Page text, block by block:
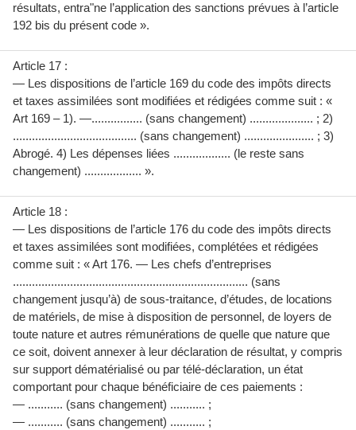
résultats, entra"ne l’application des sanctions prévues à l’article
192 bis du présent code ».
Article 17 :
— Les dispositions de l’article 169 du code des impôts directs
et taxes assimilées sont modifiées et rédigées comme suit : «
Art 169 – 1). —................ (sans changement) .................... ; 2)
....................................... (sans changement) ...................... ; 3)
Abrogé. 4) Les dépenses liées .................. (le reste sans
changement) .................. ».
Article 18 :
— Les dispositions de l’article 176 du code des impôts directs
et taxes assimilées sont modifiées, complétées et rédigées
comme suit : « Art 176. — Les chefs d’entreprises
.......................................................................... (sans
changement jusqu’à) de sous-traitance, d’études, de locations
de matériels, de mise à disposition de personnel, de loyers de
toute nature et autres rémunérations de quelle que nature que
ce soit, doivent annexer à leur déclaration de résultat, y compris
sur support dématérialisé ou par télé-déclaration, un état
comportant pour chaque bénéficiaire de ces paiements :
— ........... (sans changement) ........... ;
— ........... (sans changement) ........... ;